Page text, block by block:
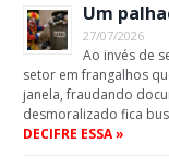
Um
27/07/2026
Ao invés de
setor em frangalhos
janela, fraudando
desmoralizado fica
DECIFRE ESSA »